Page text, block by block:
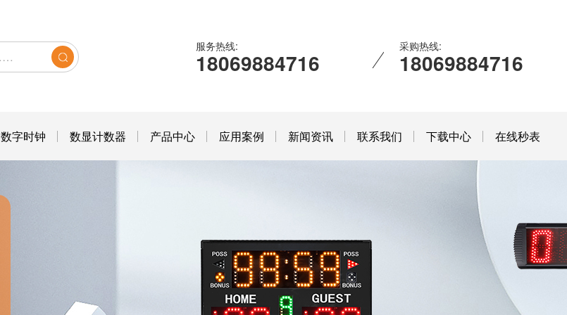
服务热线:
18069884716
采购热线:
18069884716
数字时钟 数显计数器 产品中心 应用案例 新闻资讯 联系我们 下载中心 在线秒表